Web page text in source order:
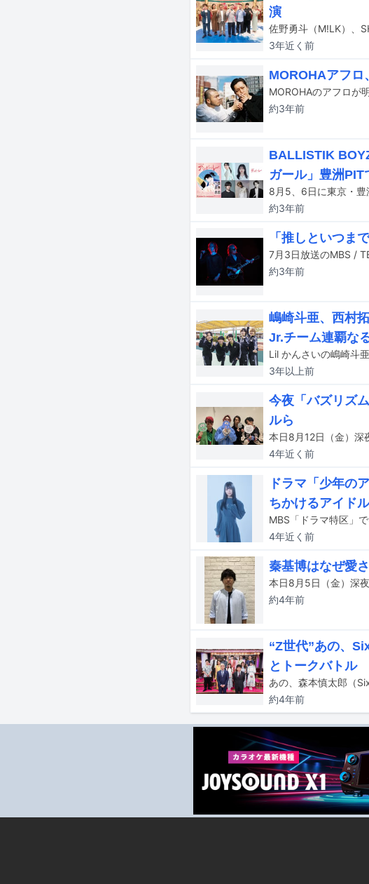
演
3年近く 前
MOROHAアフロ
約3年前
BALLISTIK
ガール」豊洲PIT
約3年前
「推しといつま
7月3日放送のMBS /
約3年前
嶋崎斗亜、西村
Jr.チーム連覇な
3年以上前
今夜「バズリズ
ルら
4年近く 前
ドラマ「少年の
ちかけるアイド
4年近く 前
秦基博はなぜ愛
約4年前
“Z世代”あの、
とトークバトル
約4年前